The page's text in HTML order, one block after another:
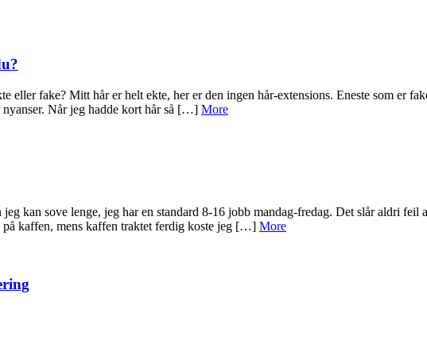
eller fake? Mitt hår er helt ekte, her er den ingen hår-extensions. Eneste som er
Når jeg hadde kort hår så […] More
kan sove lenge, jeg har en standard 8-16 jobb mandag-fredag. Det slår aldri
på kaffen, mens kaffen traktet ferdig koste jeg […] More